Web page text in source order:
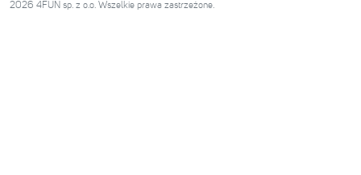
2026 4FUN sp. z o.o. Wszelkie prawa zastrzeżone.